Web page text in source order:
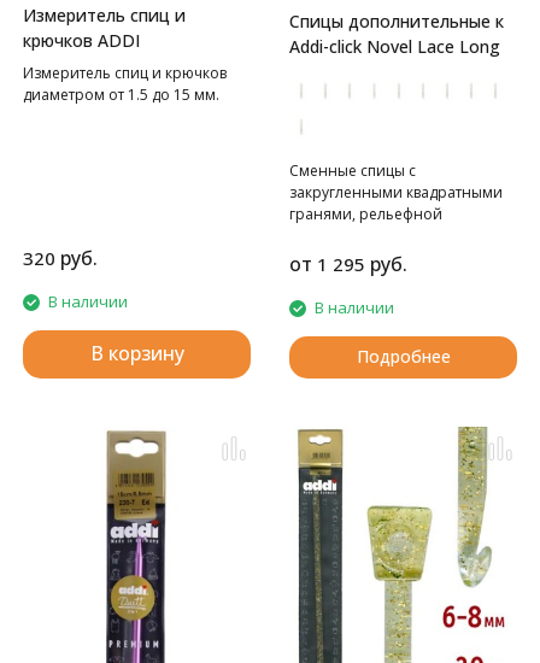
Измеритель спиц и
крючков ADDI
Измеритель спиц и крючков
диаметром от 1.5 до 15 мм.
320 руб.
В наличии
В корзину
Спицы дополнительные к
Addi-click Novel Lace Long
Сменные спицы с
закругленными квадратными
гранями, рельефной
эргономичным дизайном.
от 1 295 руб.
В наличии
Подробнее